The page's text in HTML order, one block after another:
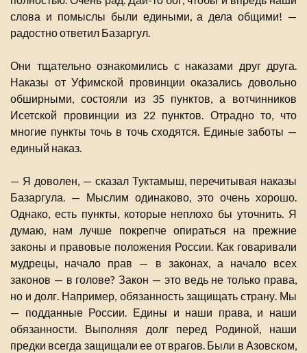
слова и помыслы были едиными, а дела общими! —
радостно ответил Базаргул.
Они тщательно ознакомились с наказами друг друга.
Наказы от Уфимской провинции оказались довольно
обширными, состояли из 35 пунктов, а вотчинников
Исетской провинции из 22 пунктов. Отрадно то, что
многие пункты точь в точь сходятся. Единые заботы —
единый наказ.
— Я доволен, — сказал Туктамыш, перечитывая наказы
Базаргула. — Мыслим одинаково, это очень хорошо.
Однако, есть пункты, которые неплохо бы уточнить. Я
думаю, нам лучше покрепче опираться на прежние
законы и правовые положения России. Как говаривали
мудрецы, начало прав — в законах, а начало всех
законов — в голове? Закон — это ведь не только права,
но и долг. Например, обязанность защищать страну. Мы
— подданные России. Едины и наши права, и наши
обязанности. Выполняя долг перед Родиной, наши
предки всегда защищали ее от врагов. Были в Азовском,